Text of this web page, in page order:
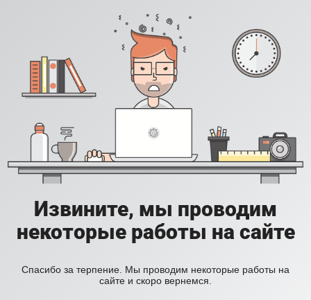
Извините, мы проводим
некоторые работы на сайте
Спасибо за терпение. Мы проводим некоторые работы на
сайте и скоро вернемся.